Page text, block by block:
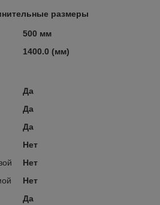
размеры
500 мм
1400.0 (мм)
Да
Да
Да
Нет
Нет
Нет
Да